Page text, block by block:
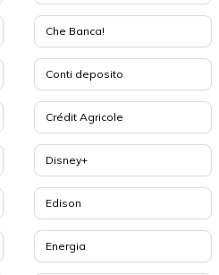
Che Banca!
Conti deposito
Crédit Agricole
Disney+
Edison
Energia